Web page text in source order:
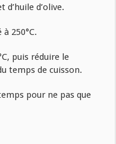
d’olive.
250°C.
puis réduire le
temps de cuisson.
pour ne pas que